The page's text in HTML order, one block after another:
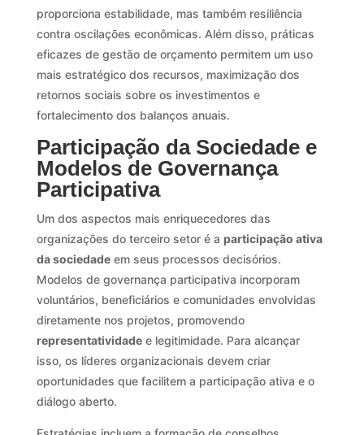
proporciona estabilidade, mas também resiliência
contra oscilações econômicas. Além disso, práticas
eficazes de gestão de orçamento permitem um uso
mais estratégico dos recursos, maximização dos
retornos sociais sobre os investimentos e
fortalecimento dos balanços anuais.
Participação da Sociedade e
Modelos de Governança
Participativa
Um dos aspectos mais enriquecedores das
organizações do terceiro setor é a participação ativa
da sociedadeem seus processos decisórios.
Modelos de governança participativa incorporam
voluntários, beneficiários e comunidades envolvidas
diretamente nos projetos, promovendo
representatividadee legitimidade. Para alcançar
isso, os líderes organizacionais devem criar
oportunidades que facilitem a participação ativa e o
diálogo aberto.